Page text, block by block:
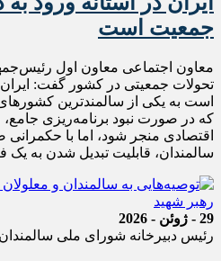
جمعیت است
معاون اجتماعی معاون اول
تحولات جمعیتی در کشور گفت:
است به یکی از سالمندترین
که در صورت نبود برنامه‌ریزی جامع،
اقتصادی منجر شود، اما با
سالمندان، قابلیت تبدیل شدن به یک
29 - ژوئن - 2026
رئیس دبیرخانه شورای ملی